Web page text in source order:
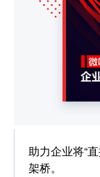
助力企业将“
架桥。